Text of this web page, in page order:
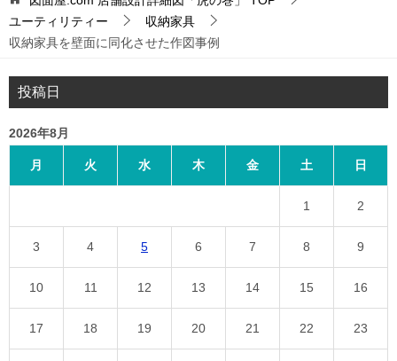
ユーティリティー
収納家具
収納家具を壁面に同化させた作図事例
投稿日
2026年8月
月 火 水 木 金 土 日
1 2
3 4 5 6 7 8 9
10 11 12 13 14 15 16
17 18 19 20 21 22 23